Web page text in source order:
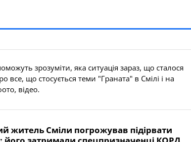
зрозуміти, яка ситуація зараз, що сталося
що стосується теми "Граната" в Смілі і на
відео.
житель Сміли погрожував підірвати